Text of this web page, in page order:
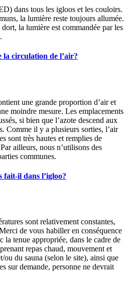
dans tous les igloos et les couloirs.
la lumière reste toujours allumée.
la lumière est commandée par les
la circulation de l’air?
une grande proportion d’air et
moindre mesure. Les emplacements
si bien que l’azote descend aux
Comme il y a plusieurs sorties, l’air
sont très hautes et remplies de
ailleurs, nous n’utilisons des
communes.
fait-il dans l’igloo?
sont relativement constantes,
de vous habiller en conséquence
la tenue appropriée, dans le cadre de
repas chaud, mouvement et
ou du sauna (selon le site), ainsi que
sur demande, personne ne devrait